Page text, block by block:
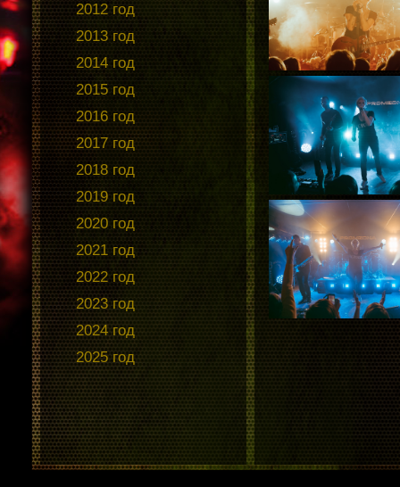
2012 год
2013 год
2014 год
2015 год
2016 год
2017 год
2018 год
2019 год
2020 год
2021 год
2022 год
2023 год
2024 год
2025 год